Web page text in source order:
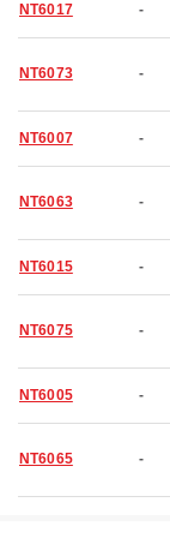
NT6017 -
NT6073 -
NT6007 -
NT6063 -
NT6015 -
NT6075 -
NT6005 -
NT6065 -